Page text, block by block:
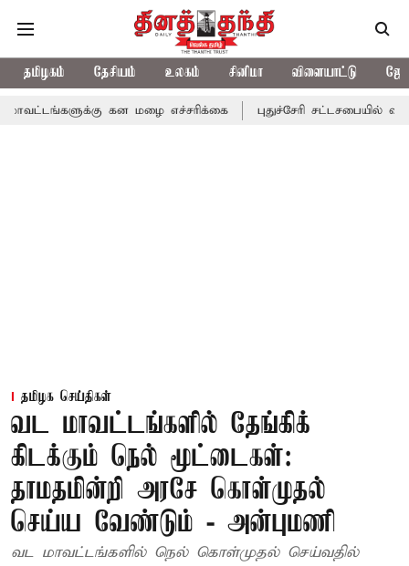
தமிழகம் தேசியம் உலகம் சினிமா விளையாட்டு
கன மழை எச்சரிக்கை புதுச்சேரி சட்டசபையில் வரும் 24ம்
தமிழக செய்திகள்
வட மாவட்டங்களில் தேங்கிக்
கிடக்கும் நெல் மூட்டைகள்:
தாமதமின்றி அரசே கொள்முதல்
செய்ய வேண்டும் - அன்புமணி
வட மாவட்டங்களில் நெல் கொள்முதல் செய்வதில்